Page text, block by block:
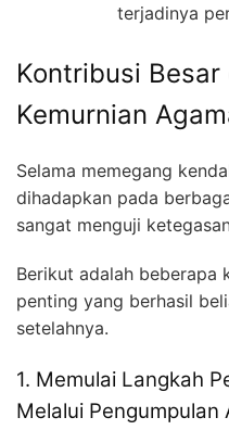
terjadinya
Kontribusi
Kemurnian
Selama memegang
dihadapkan pada
sangat menguji
Berikut adalah beberapa
penting yang berhasil
setelahnya.
1. Memulai Langkah
Melalui Pengumpulan